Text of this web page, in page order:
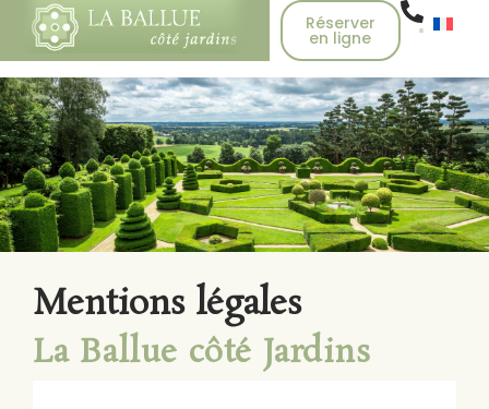
Réserver
en ligne
Mentions légales
La Ballue côté Jardins